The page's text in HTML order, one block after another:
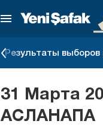
Результаты выборов
31 Марта
АСЛАНАПА